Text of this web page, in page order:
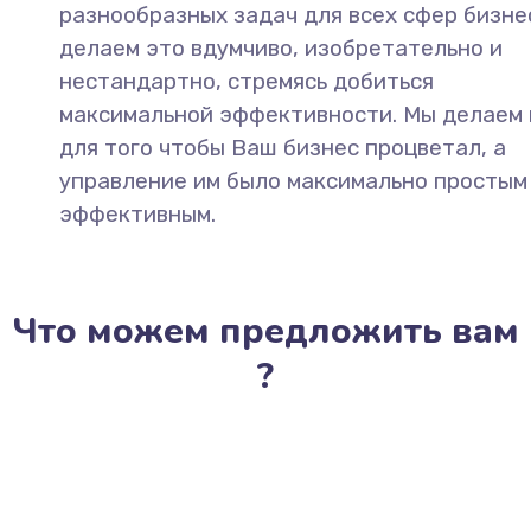
разнообразных задач для всех сфер
делаем это вдумчиво, изобретательно и
нестандартно, стремясь добиться
максимальной эффективности. Мы делаем
для того чтобы Ваш бизнес процветал, а
управление им было максимально
эффективным.
Что можем предложить вам
?